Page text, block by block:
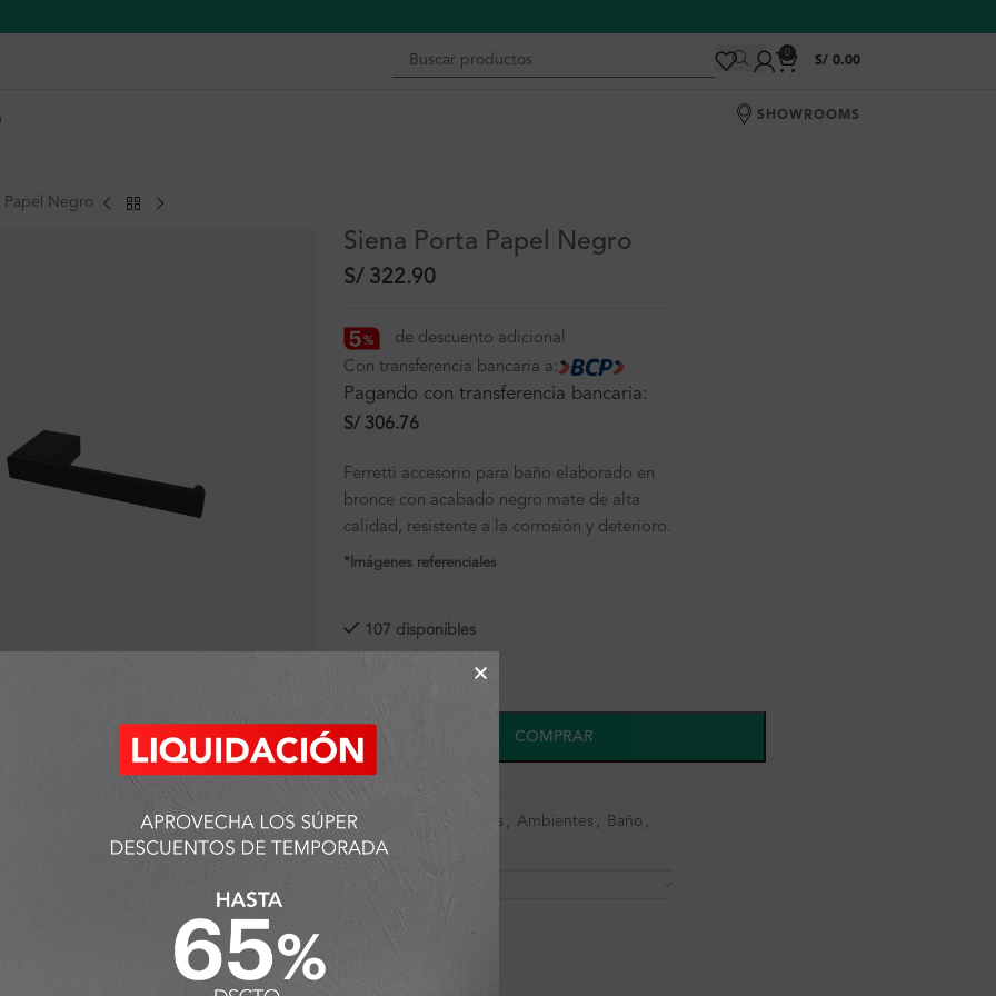
0
S/ 0.00
SHOWROOMS
Papel Negro
Siena Porta Papel Negro
S/322.90
de descuento adicional
Con transferencia bancaria a:
Pagando con transferencia bancaria:
S/306.76
Ferretti accesorio para baño elaborado en
bronce con acabado negro mate de alta
calidad, resistente a la corrosión y deterioro.
*Imágenes referenciales
107 disponibles
COMPRAR
SKU:
Categorías:
Accesorios , Ambientes , Baño ,
Porta Papel